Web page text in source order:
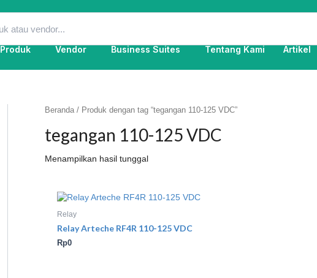
Produk Vendor Business Suites Tentang Kami Artikel
Beranda / Produk dengan tag “tegangan 110-125 VDC”
tegangan 110-125 VDC
Menampilkan hasil tunggal
Relay
Relay Arteche RF4R 110-125 VDC
Rp0